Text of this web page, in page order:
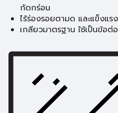
กัดกร่อน
ไร้ร่องรอยตามด และแข็งแร
เกลียวมาตรฐาน ใช้เป็นข้อต่